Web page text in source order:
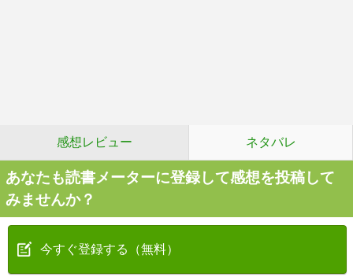
感想レビュー ネタバレ
あなたも読書メーターに登録して感想を投稿して
みませんか？
今すぐ登録する（無料）